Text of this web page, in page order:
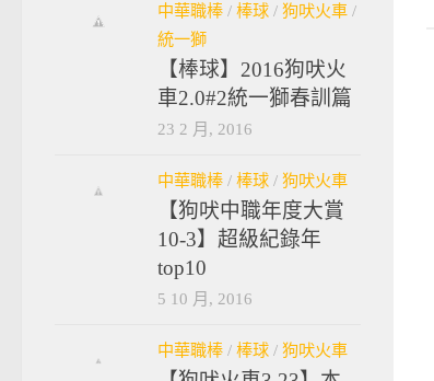
中華職棒 / 棒球 / 狗吠火車 /
統一獅
【棒球】2016狗吠火
車2.0#2統一獅春訓篇
23 2 月, 2016
中華職棒 / 棒球 / 狗吠火車
【狗吠中職年度大賞
10-3】超級紀錄年
top10
5 10 月, 2016
中華職棒 / 棒球 / 狗吠火車